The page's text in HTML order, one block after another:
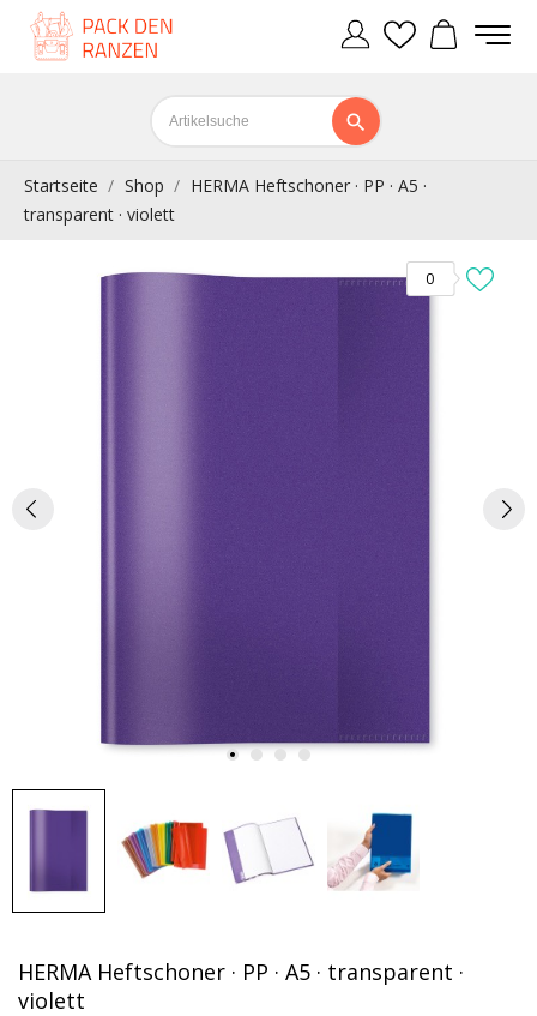
Startseite Shop
HERMA Heftschoner · PP · A5 ·
transparent · violett
0
HERMA Heftschoner · PP · A5 · transparent ·
violett